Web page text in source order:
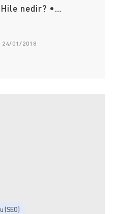
nedir? •…
24/01/2018
(SEO)